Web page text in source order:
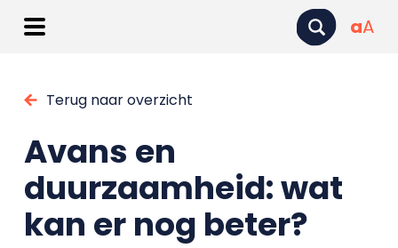
aA
Terug naar overzicht
Avans en
duurzaamheid: wat
kan er nog beter?